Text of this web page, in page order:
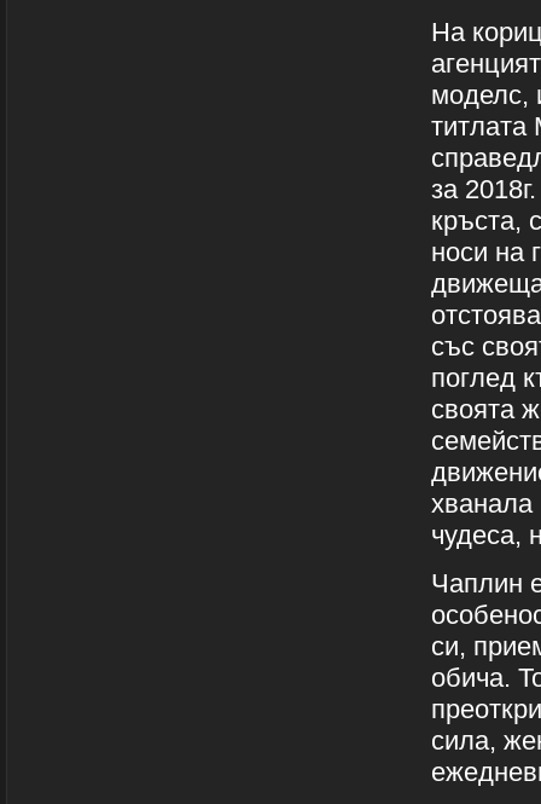
На
моделс,
титлата
за
кръста,
носи на
със
поглед
своята
хванала
чудеса,
Чаплин
си,
обича.
сила,